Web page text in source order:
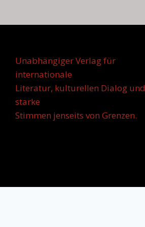
Unabhängiger Verlag für
internationale
Literatur, kulturellen Dialog und
starke
Stimmen jenseits von Grenzen.